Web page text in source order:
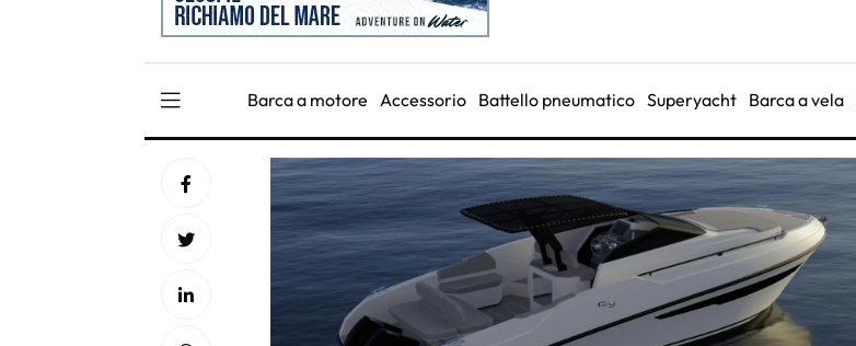
Barca a motore Accessorio Battello pneumatico Superyacht Barca a vela